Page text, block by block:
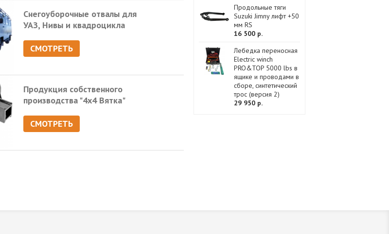
Снегоуборочные отвалы для
УАЗ, Нивы и квадроцикла
СМОТРЕТЬ
Продукция собственного
производства "4х4 Вятка"
СМОТРЕТЬ
Продольные тяги
Suzuki Jimny лифт +50
мм RS
16 500 р.
Лебедка переносная
Electric winch
PRO&TOP 5000 lbs в
ящике и проводами в
сборе, синтетический
трос (версия 2)
29 950 р.